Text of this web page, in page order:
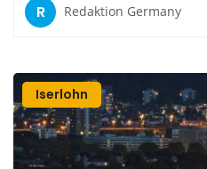
R Redaktion Germany
Iserlohn